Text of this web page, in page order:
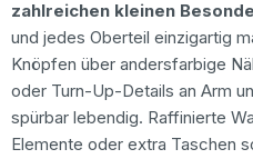
zahlreichen kleinen
und jedes Oberteil einzigartig
Knöpfen über andersfarbige
oder Turn-Up-Details an Arm
spürbar lebendig. Raffinierte
Elemente oder extra Taschen